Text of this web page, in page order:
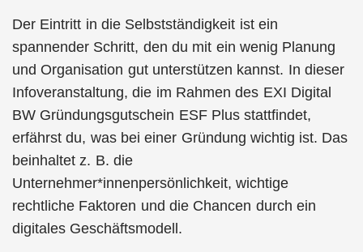
Der Eintritt in die Selbstständigkeit ist ein
spannender Schritt, den du mit ein wenig Planung
und Organisation gut unterstützen kannst. In dieser
Infoveranstaltung, die im Rahmen des EXI Digital
BW Gründungsgutschein ESF Plus stattfindet,
erfährst du, was bei einer Gründung wichtig ist. Das
beinhaltet z. B. die
Unternehmer*innenpersönlichkeit, wichtige
rechtliche Faktoren und die Chancen durch ein
digitales Geschäftsmodell.